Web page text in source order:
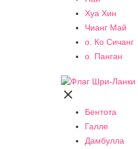
Хуа Хин
Чианг Май
о. Ко Сичанг
о. Панган

Бентота
Галле
Дамбулла